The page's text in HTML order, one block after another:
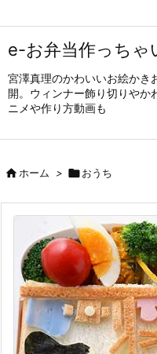
e-お弁当作っちゃ
宮澤真理のかわいいお絵かき
開。ウィンナー飾り切りやか
ニメや作り方動画も
ホーム > おうち